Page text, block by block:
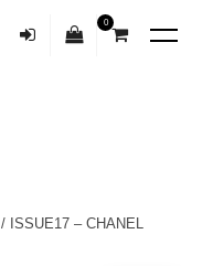
0
/ ISSUE17 – CHANEL